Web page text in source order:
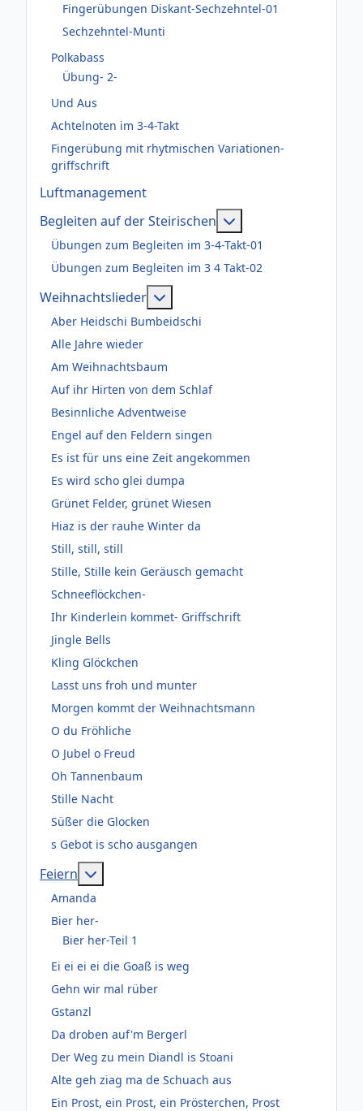
Fingerübungen Diskant-Sechzehntel-01
Sechzehntel-Munti
Polkabass
Übung- 2-
Und Aus
Achtelnoten im 3-4-Takt
Fingerübung mit rhytmischen Variationen-
griffschrift
Luftmanagement
Begleiten auf der Steirischen
Übungen zum Begleiten im 3-4-Takt-01
Übungen zum Begleiten im 3 4 Takt-02
Weihnachtslieder
Aber Heidschi Bumbeidschi
Alle Jahre wieder
Am Weihnachtsbaum
Auf ihr Hirten von dem Schlaf
Besinnliche Adventweise
Engel auf den Feldern singen
Es ist für uns eine Zeit angekommen
Es wird scho glei dumpa
Grünet Felder, grünet Wiesen
Hiaz is der rauhe Winter da
Still, still, still
Stille, Stille kein Geräusch gemacht
Schneeflöckchen-
Ihr Kinderlein kommet- Griffschrift
Jingle Bells
Kling Glöckchen
Lasst uns froh und munter
Morgen kommt der Weihnachtsmann
O du Fröhliche
O Jubel o Freud
Oh Tannenbaum
Stille Nacht
Süßer die Glocken
s Gebot is scho ausgangen
Feiern
Amanda
Bier her-
Bier her-Teil 1
Ei ei ei ei die Goaß is weg
Gehn wir mal rüber
Gstanzl
Da droben auf'm Bergerl
Der Weg zu mein Diandl is Stoani
Alte geh ziag ma de Schuach aus
Ein Prost, ein Prost, ein Prösterchen, Prost